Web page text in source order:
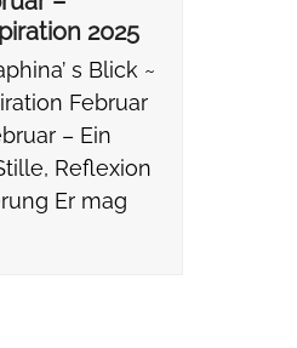
2025
s Blick ~
Februar
– Ein
Reflexion
Er mag